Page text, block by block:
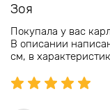
Зоя
Покупала у вас
В описании
см, в